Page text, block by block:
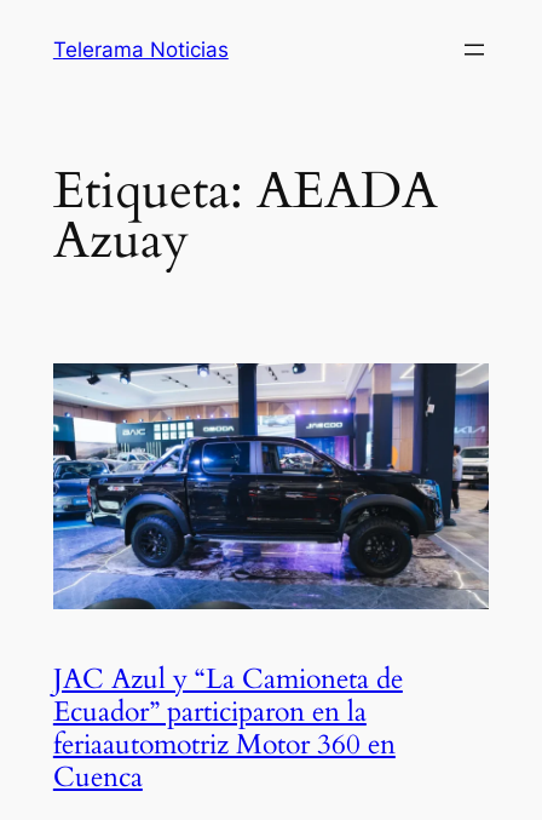
Telerama Noticias
Etiqueta: AEADA
Azuay
JAC Azul y “La Camioneta de
Ecuador” participaron en la
feriaautomotriz Motor 360 en
Cuenca